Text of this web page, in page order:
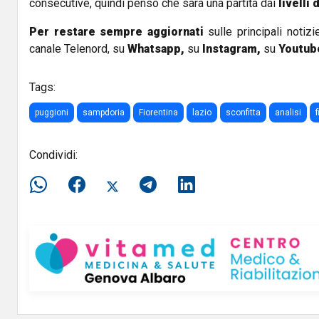
consecutive, quindi penso che sarà una partita dai livelli
Per restare sempre aggiornati sulle principali
canale Telenord, su Whatsapp, su Instagram, su
Tags:
puggioni sampdoria Fiorentina lazio sconfitta analisi
Condividi: